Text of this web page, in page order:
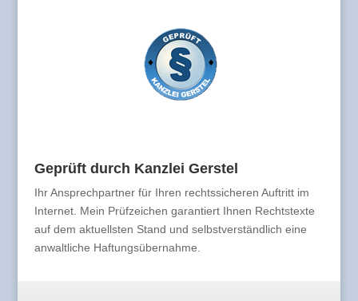
Geprüft durch Kanzlei Gerstel
Ihr Ansprechpartner für Ihren rechtssicheren Auftritt im
Internet. Mein Prüfzeichen garantiert Ihnen Rechtstexte
auf dem aktuellsten Stand und selbstverständlich eine
anwaltliche Haftungsübernahme.